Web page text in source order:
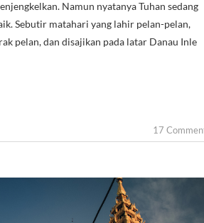
Sebutir matahari yang lahir pelan-pelan,
pelan, dan disajikan pada latar Danau Inle
17